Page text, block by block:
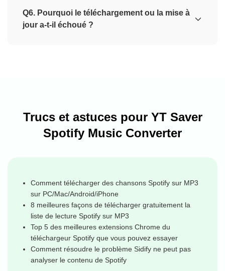
Q6. Pourquoi le téléchargement ou la mise à
jour a-t-il échoué ?
Trucs et astuces pour YT Saver
Spotify Music Converter
Comment télécharger des chansons Spotify sur MP3
sur PC/Mac/Android/iPhone
8 meilleures façons de télécharger gratuitement la
liste de lecture Spotify sur MP3
Top 5 des meilleures extensions Chrome du
téléchargeur Spotify que vous pouvez essayer
Comment résoudre le problème Sidify ne peut pas
analyser le contenu de Spotify